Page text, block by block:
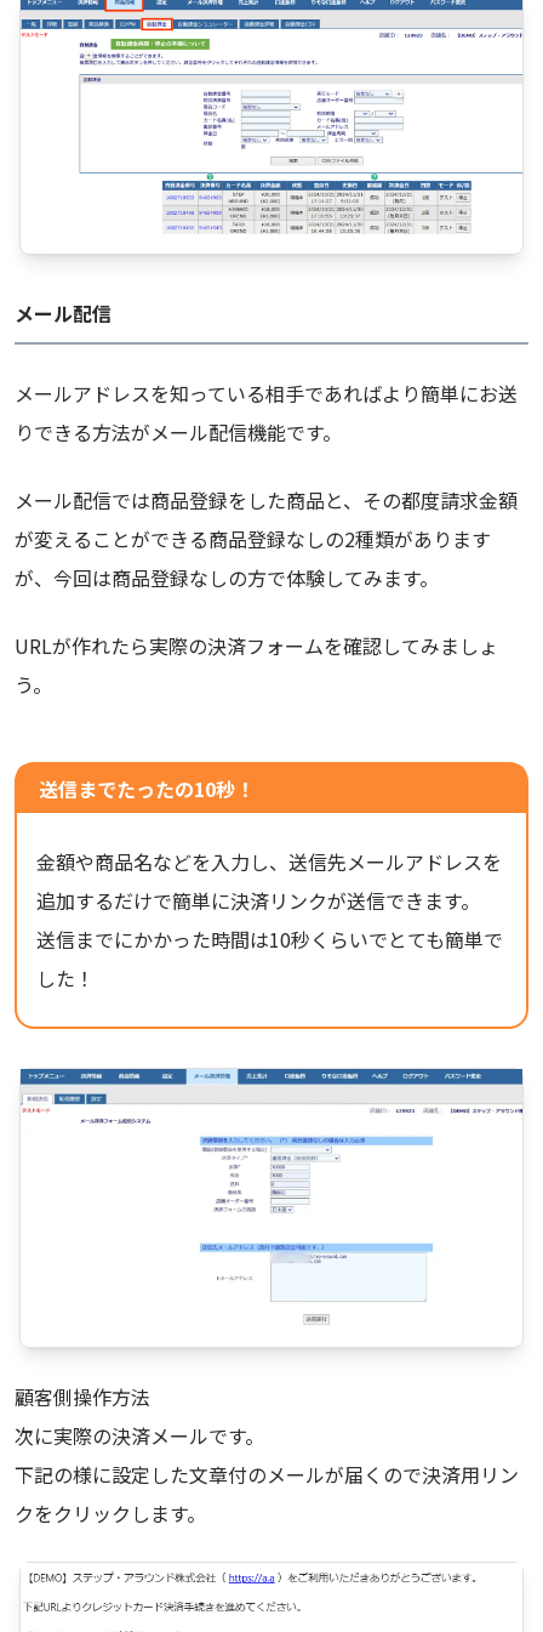
メール配信
メールアドレスを知っている相手であればより簡単にお送
りできる方法がメール配信機能です。
メール配信では商品登録をした商品と、その都度請求金額
が変えることができる商品登録なしの2種類があります
が、今回は商品登録なしの方で体験してみます。
URLが作れたら実際の決済フォームを確認してみましょ
う。
送信までたったの10秒！
金額や商品名などを入力し、送信先メールアドレスを
追加するだけで簡単に決済リンクが送信できます。
送信までにかかった時間は10秒くらいでとても簡単で
した！
顧客側操作方法
次に実際の決済メールです。
下記の様に設定した文章付のメールが届くので決済用リン
クをクリックします。